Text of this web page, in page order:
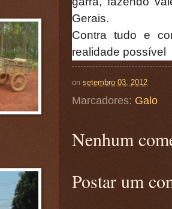
Gerais.
Contra tudo e
realidade possível
on setembro 03, 2012
Marcadores: Galo
Nenhum
Postar um